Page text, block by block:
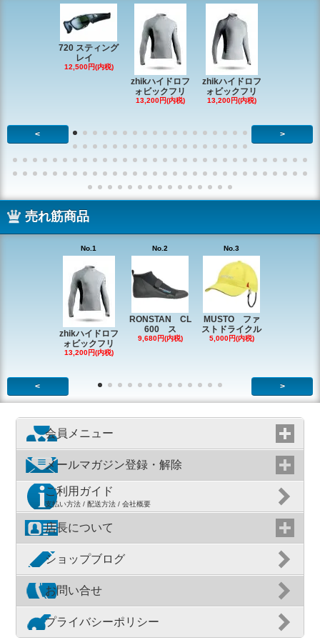
720 スティング
レイ
12,500円(内税)
zhikハイドロフ
ォビックフリ
13,200円(内税)
zhikハイドロフ
ォビックフリ
13,200円(内税)
< >
売れ筋商品
No.1
zhikハイドロフ
ォビックフリ
13,200円(内税)
No.2
RONSTAN CL
600 ス
9,680円(内税)
No.3
MUSTO ファ
ストドライクル
5,000円(内税)
< >
会員メニュー
メールマガジン登録・解除
ご利用ガイド
支払い方法 / 配送方法 / 会社概要
店長について
ショップブログ
お問い合せ
プライバシーポリシー